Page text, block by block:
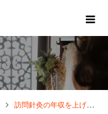
訪問針灸の年収を上げたい方へ業界トップクラス還元率